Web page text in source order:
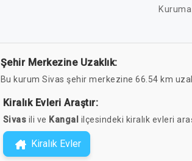
Şehir Merkezine Uzaklık:
Bu kurum Sivas şehir merkezine 66.54 km
Kiralık Evleri Araştır:
Sivas ili ve Kangal ilçesindeki kiralık evleri
Kiralık Evler